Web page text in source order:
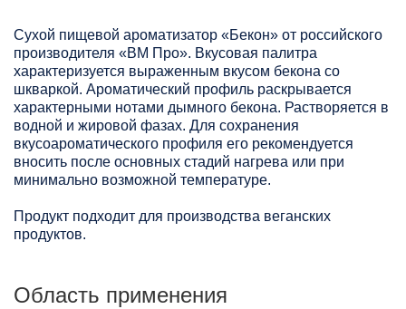
Сухой пищевой ароматизатор «Бекон» от российского
производителя «ВМ Про». Вкусовая палитра
характеризуется выраженным вкусом бекона со
шкваркой. Ароматический профиль раскрывается
характерными нотами дымного бекона. Растворяется в
водной и жировой фазах. Для сохранения
вкусоароматического профиля его рекомендуется
вносить после основных стадий нагрева или при
минимально возможной температуре.
Продукт подходит для производства веганских
продуктов.
Область применения